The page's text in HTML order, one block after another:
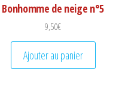
Bonhomme de neige n°5
9,50€
Ajouter au panier